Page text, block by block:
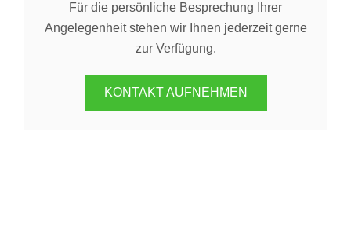
Für die persönliche Besprechung Ihrer
Angelegenheit stehen wir Ihnen jederzeit gerne
zur Verfügung.
KONTAKT AUFNEHMEN